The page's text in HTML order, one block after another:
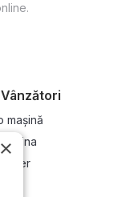
mașină
×